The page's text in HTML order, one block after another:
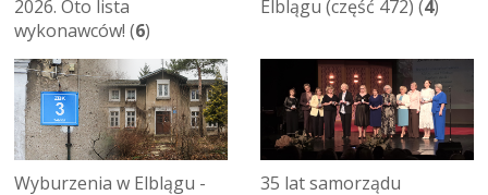
2026. Oto lista
wykonawców! (6)
Elblągu (część 472) (4)
Wyburzenia w Elblągu -
35 lat samorządu